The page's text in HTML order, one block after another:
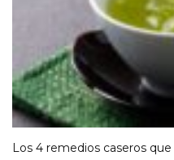
Los 4 remedios caseros